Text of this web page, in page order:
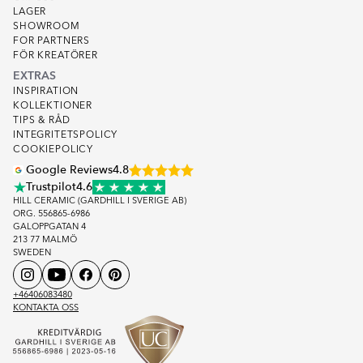
LAGER
SHOWROOM
FOR PARTNERS
FÖR KREATÖRER
EXTRAS
INSPIRATION
KOLLEKTIONER
TIPS & RÅD
INTEGRITETSPOLICY
COOKIEPOLICY
Google Reviews4.8
Trustpilot4.6
HILL CERAMIC (GARDHILL I SVERIGE AB)
ORG. 556865-6986
GALOPPGATAN 4
213 77 MALMÖ
SWEDEN
+46406083480
KONTAKTA OSS